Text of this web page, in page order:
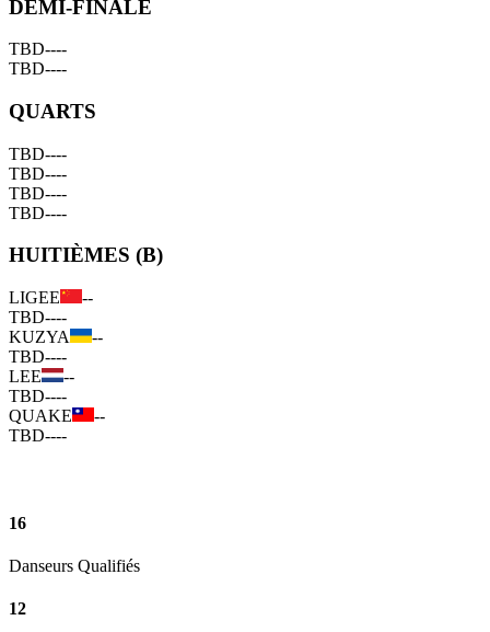
DEMI-FINALE
TBD----
TBD----
QUARTS
TBD----
TBD----
TBD----
TBD----
HUITIÈMES (B)
LIGEE
--
TBD----
KUZYA
--
TBD----
LEE
--
TBD----
QUAKE
--
TBD----
16
Danseurs Qualifiés
12